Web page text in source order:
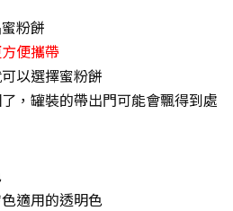
粉餅
便攜帶
以選擇蜜粉餅
，罐裝的帶出門可能會飄得到處
適用的透明色